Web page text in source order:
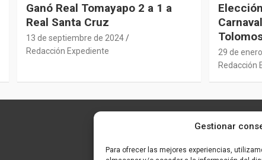
Gestionar
Para ofrecer las mejores experiencias,
Ganó Real Tomayapo 2 a 1 a
Real Santa Cruz
13 de septiembre de 2024
Redacción Expediente
29 de
Redacción